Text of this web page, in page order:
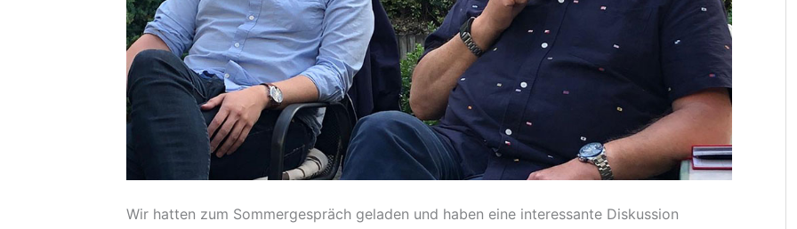
Wir hatten zum Sommergespräch geladen und haben eine interessante Diskussion